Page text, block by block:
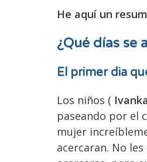
He aquí un
¿Qué días se
El primer dia
Los niños (
paseando por el
mujer
acercaran. No